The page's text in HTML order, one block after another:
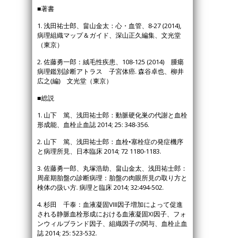
■著書
1. 浅田祐士郎、畠山金太：心・血管、8-27 (2014),
病理組織マップ＆ガイド、深山正久編集、文光堂
（東京）
2. 佐藤勇一郎：絨毛性疾患、108-125 (2014) 腫瘍
病理鑑別診断アトラス 子宮体癌. 森谷卓也、柳井
広之(編) 文光堂（東京）
■総説
1. 山下 篤、浅田祐士郎：動脈硬化巣の代謝と血栓
形成能、血栓止血誌 2014; 25: 348-356.
2. 山下 篤、浅田祐士郎：血栓•塞栓症の発症機序
と病理所見、日本臨床 2014; 72 1180-1183.
3. 佐藤勇一郎、丸塚浩助、畠山金太、浅田祐士郎：
周産期胎盤の診断病理：胎盤の肉眼所見の取り方と
検体の扱い方. 病理と臨床 2014; 32:494-502.
4. 杉田 千泰：血液凝固VIII因子増加によって促進
される静脈血栓形成における血液凝固XI因子、フォ
ンウィルブランド因子、組織因子の関与、血栓止血
誌 2014; 25: 523-532.